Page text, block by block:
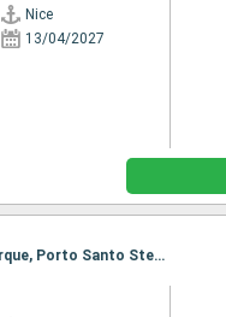
Nice
13/04/2027
Itinéraire : Nice, Marseille, Sète, Port Vendres, Port Mahon, Palma de Majorque, Porto Santo Stefano, Portoferraio, Livourne, Portofino, Nice, Marseille, Sète, Port Vendres, Port Mahon, Palma de Majorque, Porto Santo Stefano, Portoferraio, Livourne, Portofino, Nice